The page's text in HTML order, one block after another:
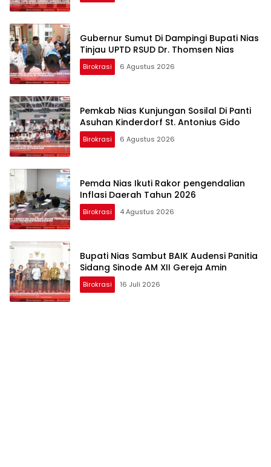
Gubernur Sumut Di Dampingi Bupati Nias
Tinjau UPTD RSUD Dr. Thomsen Nias
Birokrasi 6 Agustus 2026
Pemkab Nias Kunjungan Sosilal Di Panti
Asuhan Kinderdorf St. Antonius Gido
Birokrasi 6 Agustus 2026
Pemda Nias Ikuti Rakor pengendalian
Inflasi Daerah Tahun 2026
Birokrasi 4 Agustus 2026
Bupati Nias Sambut BAIK Audensi Panitia
Sidang Sinode AM XII Gereja Amin
Birokrasi 16 Juli 2026